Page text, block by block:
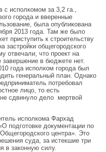
с исполкомом за 3,2 га.,
города и вверенные
была опубликована
2013 года. Там же было
приступить к строительству
застройки общегородского
отвечали, что проект на
завершение в бюджете нет.
года исполком города был
генеральный план. Однако
потребовал
лицо, то есть
сдвинуло дело мертвой
исполкома Фархад
подготовке документации по
центра». Это
суда, за истекшие три
в законную силу.